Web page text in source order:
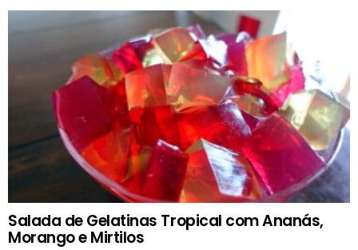
Salada de Gelatinas Tropical com Ananás,
Morango e Mirtilos